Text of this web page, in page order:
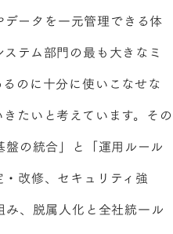
ータを一元管理できる体
テム部門の最も大きなミ
のに十分に使いこなせな
たいと考えています。その
の統合」と「運用ルール
改修、セキュリティ強
、脱属人化と全社統一ル